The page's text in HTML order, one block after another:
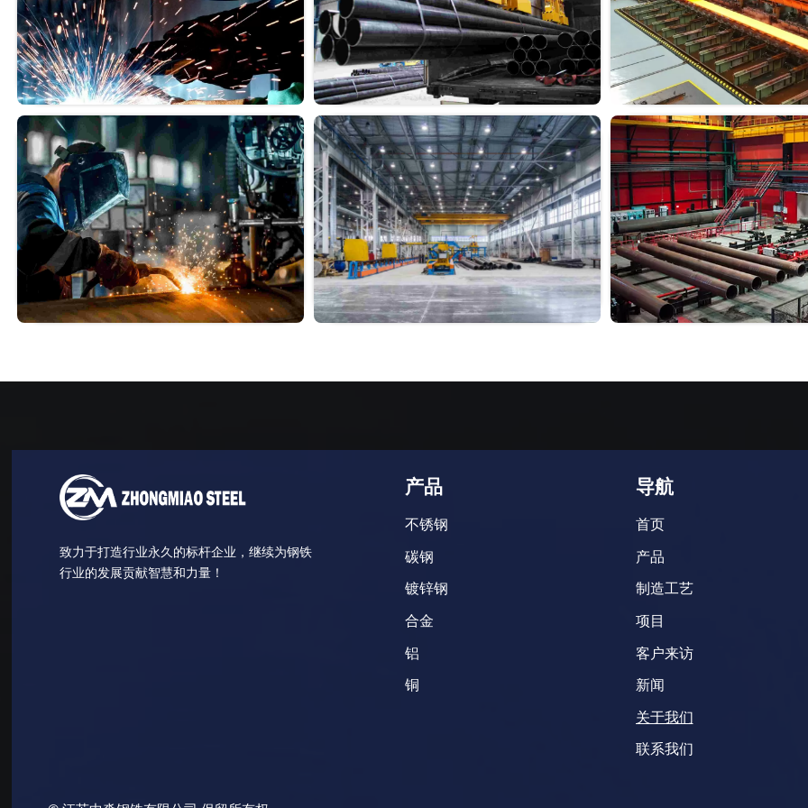
致力于打造行业永久的标杆企业，继续为钢铁
行业的发展贡献智慧和力量！
产品
不锈钢
碳钢
镀锌钢
合金
铝
铜
导航
首页
产品
制造工艺
项目
客户来访
新闻
关于我们
联系我们